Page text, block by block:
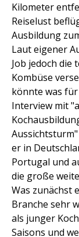
Kilometer
Reiselust
Ausbildung
Laut eigener
Job jedoch die
Kombüse
könnte was
Interview mit
er in
Portugal und
die große
Was zunächst
Branche sehr
als junger
Saisons und